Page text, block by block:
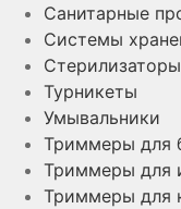
Санитарные
Системы
Стерилизаторы
Турникеты
Умывальники
Триммеры для
Триммеры для
Триммеры для